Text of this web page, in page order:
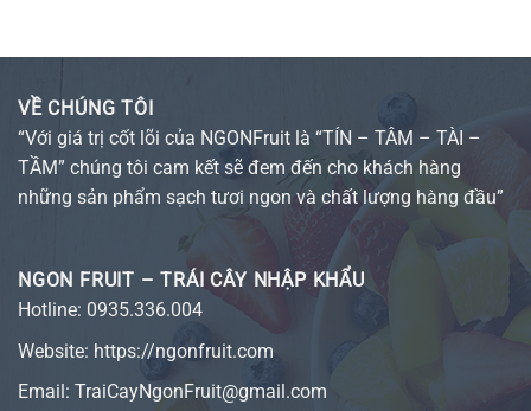
VỀ CHÚNG TÔI
“Với giá trị cốt lõi của NGONFruit là “TÍN – TÂM – TÀI –
TẦM” chúng tôi cam kết sẽ đem đến cho khách hàng
những sản phẩm sạch tươi ngon và chất lượng hàng đầu”
NGON FRUIT – TRÁI CÂY NHẬP KHẨU
Hotline: 0935.336.004
Website: https://ngonfruit.com
Email: TraiCayNgonFruit@gmail.com